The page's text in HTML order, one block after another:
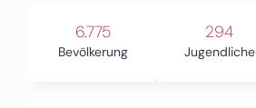
6.775
Bevölkerung
294
Jugendliche